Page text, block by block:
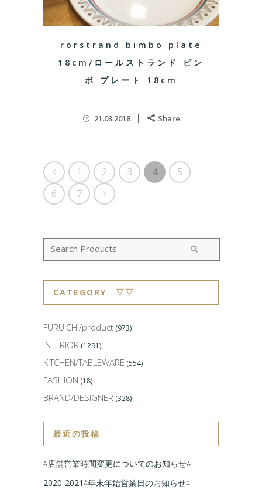
rorstrand bimbo plate
18cm/ロールストランド ビン
ボ プレート 18cm
21.03.2018 Share
1 2 3 4
5
6
7
CATEGORY ▽▽
FURUICHI/product (973)
INTERIOR (1291)
KITCHEN/TABLEWARE (554)
FASHION (18)
BRAND/DESIGNER (328)
最近の投稿
⁂店舗営業時間変更についてのお知らせ⁂
2020-2021⁂年末年始営業日のお知らせ⁂